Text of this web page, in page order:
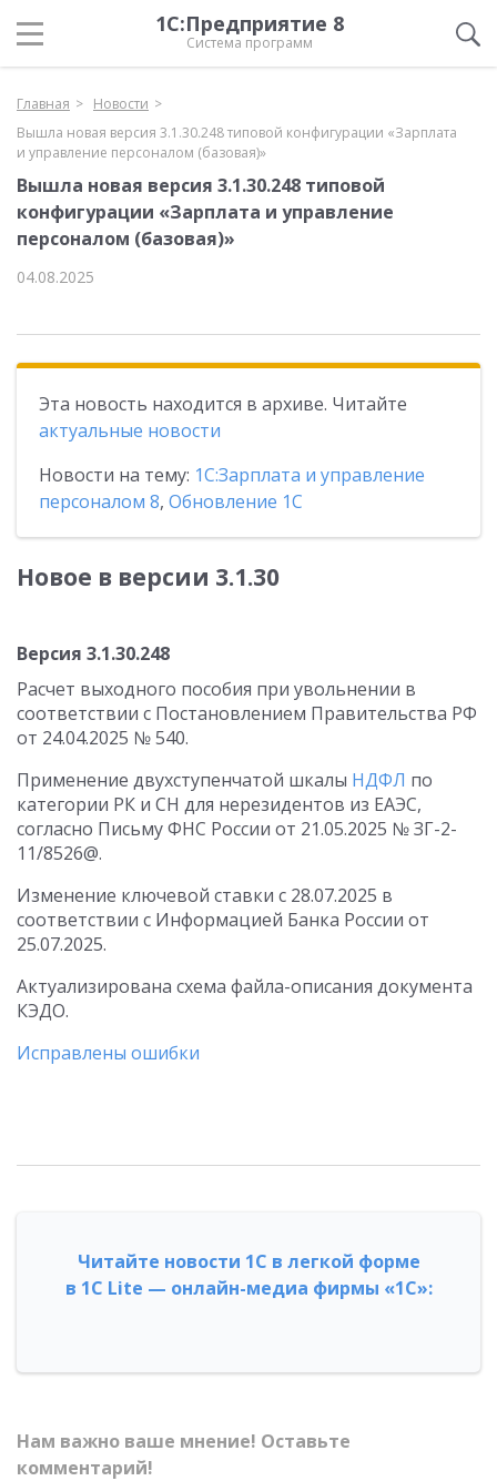
1С:Предприятие 8
Система программ
Главная
Новости
Вышла новая версия 3.1.30.248 типовой конфигурации «Зарплата
и управление персоналом (базовая)»
Вышла новая версия 3.1.30.248 типовой
конфигурации «Зарплата и управление
персоналом (базовая)»
04.08.2025
Эта новость находится в архиве. Читайте
актуальные новости
Новости на тему: 1С:Зарплата и управление
персоналом 8, Обновление 1С
Новое в версии 3.1.30
Версия 3.1.30.248
Расчет выходного пособия при увольнении в
соответствии с Постановлением Правительства РФ
от 24.04.2025 № 540.
Применение двухступенчатой шкалы НДФЛ по
категории РК и СН для нерезидентов из ЕАЭС,
согласно Письму ФНС России от 21.05.2025 № ЗГ-2-
11/8526@.
Изменение ключевой ставки с 28.07.2025 в
соответствии с Информацией Банка России от
25.07.2025.
Актуализирована схема файла-описания документа
КЭДО.
Исправлены ошибки
Читайте новости 1С в легкой форме
в 1С Lite — онлайн-медиа фирмы «1С»:
Нам важно ваше мнение! Оставьте
комментарий!